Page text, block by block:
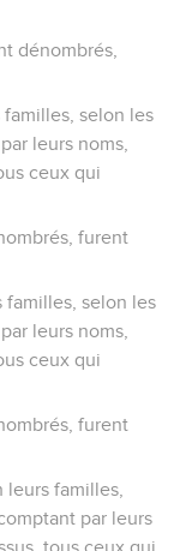
dénombrés,
familles, selon les
leurs noms,
ceux qui
furent
familles, selon les
leurs noms,
ceux qui
furent
leurs familles,
par leurs
tous ceux qui